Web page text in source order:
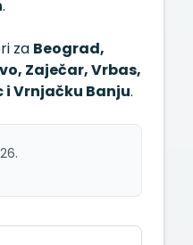
.
za Beograd,
Zaječar, Vrbas,
Vrnjačku Banju.